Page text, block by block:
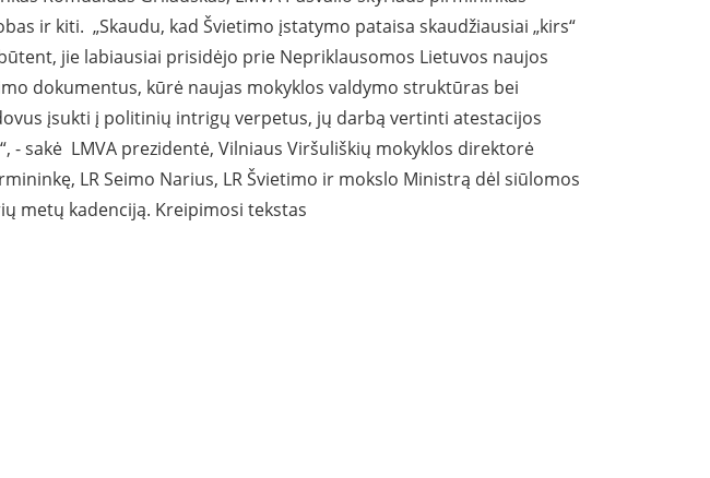
ir kiti. „Skaudu, kad Švietimo įstatymo pataisa skaudžiausiai „kirs“
jie labiausiai prisidėjo prie Nepriklausomos Lietuvos naujos
dokumentus, kūrė naujas mokyklos valdymo struktūras bei
įsukti į politinių intrigų verpetus, jų darbą vertinti atestacijos
sakė LMVA prezidentė, Vilniaus Viršuliškių mokyklos direktorė
LR Seimo Narius, LR Švietimo ir mokslo Ministrą dėl siūlomos
metų kadenciją. Kreipimosi tekstas